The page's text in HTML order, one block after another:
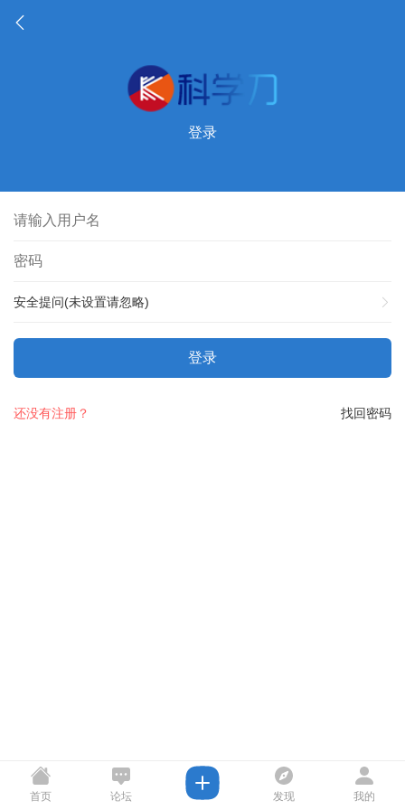
登录
安全提问(未设置请忽略)
登录
找回密码
还没有注册？
首页 论坛 发现 我的